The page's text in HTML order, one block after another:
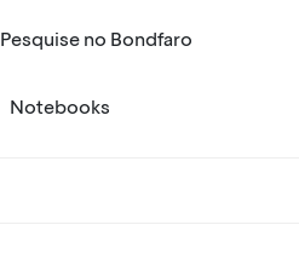
Pesquise
Notebooks